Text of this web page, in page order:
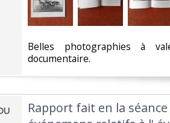
‎Belles photographies à
documentaire. ‎
‎Rapport fait en la